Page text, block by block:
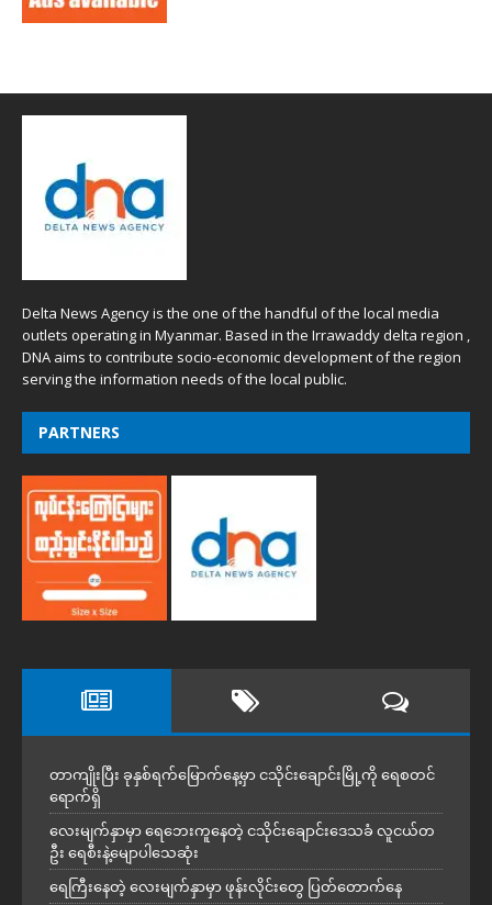
Delta News Agency is the one of the handful of the local media
outlets operating in Myanmar. Based in the Irrawaddy delta region ,
DNA aims to contribute socio-economic development of the region
serving the information needs of the local public.
PARTNERS
တာကျိုးပြီး ခုနှစ်ရက်မြောက်နေ့မှာ ငသိုင်းချောင်းမြို့ကို ရေစတင်
ရောက်ရှိ
လေးမျက်နှာမှာ ရေဘေးကူနေတဲ့ ငသိုင်းချောင်းဒေသခံ လူငယ်တ
ဦး ရေစီးနဲ့မျောပါသေဆုံး
ရေကြီးနေတဲ့ လေးမျက်နှာမှာ ဖုန်းလိုင်းတွေ ပြတ်တောက်နေ